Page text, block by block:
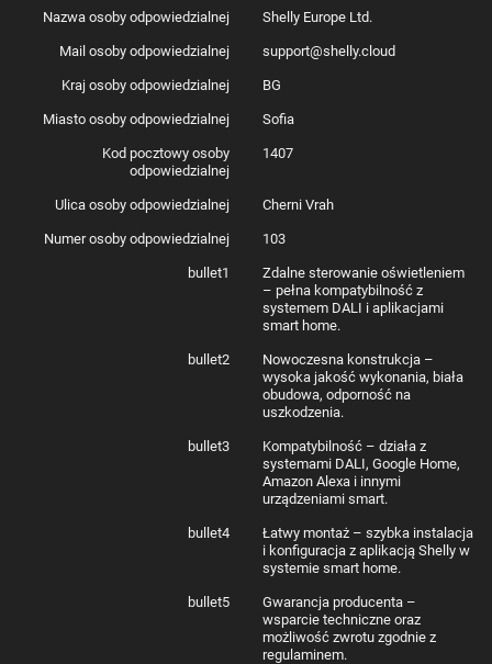
Producent
Shelly
Wymiary
42 × 37 × 17 mm
Maks. moment obrotowy
dokręcania złączy śrubowych
0,4 Nm
0,5-1,5 mm² / 20 do 16 AWG (tuleje pełne,
skręcone i typu bootlace)
Długość odizolowanego
5-6 mm
Montaż
W puszkach ściennych, sufitach
podwieszanych
Materiał obudowy
Tworzywo sztuczne
Zielony
Od -20°C do 40°C
30-70% RH
110-240 V AC ±10% 50/60 Hz
Wymagany przewód neutralny Nie
Gwarantowane 10 mA (do 5 urządzeń
DALI), prąd zwarciowy < 35 mA
Napięcie nominalne 16 V
802.11 b/g/n
2401-2495 MHz
< 20 dBm
zewnątrz (zależnie od warunków)
2400-2483,5 MHz
Do 10 m w pomieszczeniach, do 30 m na
zewnątrz (zależnie od warunków)
ESP32-C3 Shelly
Nazwa osoby odpowiedzialnej Shelly Europe Ltd.
Mail osoby odpowiedzialnej support@shelly.cloud
Kraj osoby odpowiedzialnej BG
Miasto osoby odpowiedzialnej Sofia
Kod pocztowy osoby
odpowiedzialnej
1407
Ulica osoby odpowiedzialnej Cherni Vrah
Numer osoby odpowiedzialnej 103
bullet1
Zdalne sterowanie oświetleniem
– pełna kompatybilność z
systemem DALI i aplikacjami
smart home.
bullet2
Nowoczesna konstrukcja –
wysoka jakość wykonania, biała
obudowa, odporność na
uszkodzenia.
bullet3
Kompatybilność – działa z
systemami DALI, Google Home,
Amazon Alexa i innymi
urządzeniami smart.
bullet4
Łatwy montaż – szybka instalacja
i konfiguracja z aplikacją Shelly w
systemie smart home.
bullet5
Gwarancja producenta –
wsparcie techniczne oraz
możliwość zwrotu zgodnie z
regulaminem.